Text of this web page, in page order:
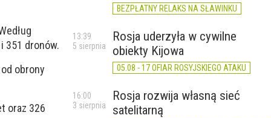
351 dronów.
obrony
oraz 326
BEZPŁATNY RELAKS NA SŁAWINKU
Rosja uderzyła w cywilne
obiekty Kijowa
05.08 - 17 OFIAR ROSYJSKIEGO ATAKU
13:39
5 sierpnia
Rosja rozwija własną sieć
satelitarną
16:00
3 sierpnia